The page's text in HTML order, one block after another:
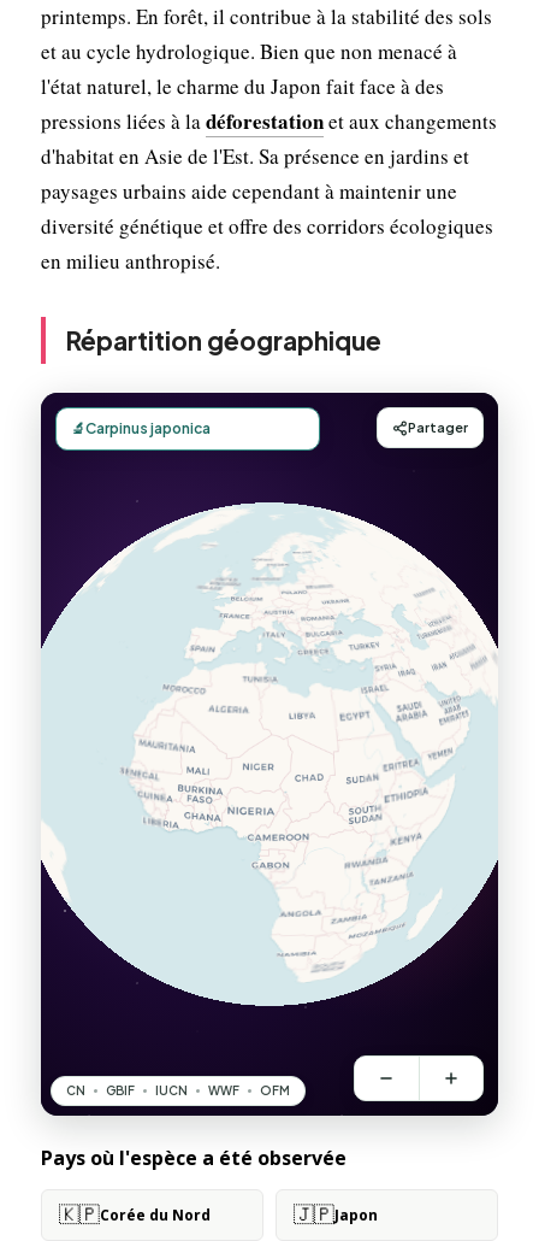
printemps. En forêt, il contribue à la stabilité des sols
et au cycle hydrologique. Bien que non menacé à
l'état naturel, le charme du Japon fait face à des
pressions liées à ladéforestationet aux changements
d'habitat en Asie de l'Est. Sa présence en jardins et
paysages urbains aide cependant à maintenir une
diversité génétique et offre des corridors écologiques
en milieu anthropisé.
Répartition géographique
Pays où l'espèce a été observée
🇰🇵Corée du Nord 🇯🇵Japon